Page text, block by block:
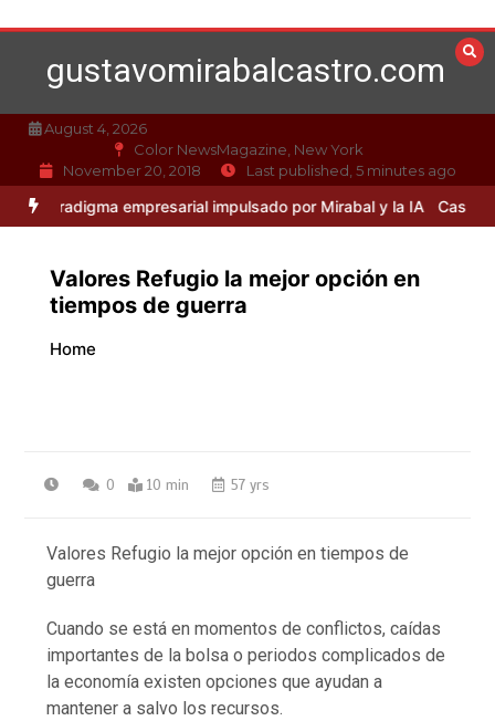
to
contentgustavomirabalcastro.com
August 4, 2026
Color NewsMagazine, New York
November 20, 2018
Last published, 5 minutes ago
empresarial impulsado por Mirabal y la IA Caso Mirabal: La
Valores Refugio la mejor opción en
tiempos de guerra
Home
0 10 min 57 yrs
Valores Refugio la mejor opción en tiempos de
guerra
Cuando se está en momentos de conflictos, caídas
importantes de la bolsa o periodos complicados de
la economía existen opciones que ayudan a
mantener a salvo los recursos.